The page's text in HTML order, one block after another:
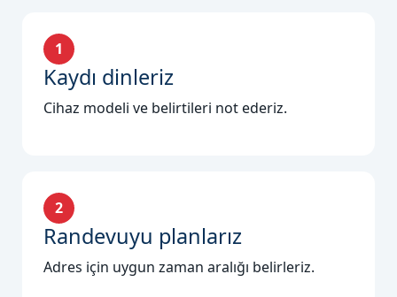
1
Kaydı dinleriz
Cihaz modeli ve belirtileri not ederiz.
2
Randevuyu planlarız
Adres için uygun zaman aralığı belirleriz.